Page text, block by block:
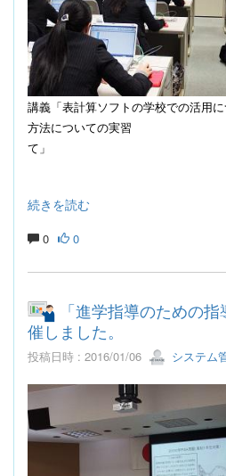
講義「表計算ソフトの学校での活用
方法についての実習
て」
続きを読む
0 0
「進学指導のための
催しました。
投稿日時 : 2016/01/06 システム